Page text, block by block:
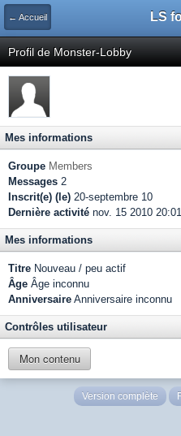
← Accueil LS
Profil de Monster-Lobby
Mes informations
Groupe Members
Messages 2
Inscrit(e) (le) 20-septembre 10
Dernière activité nov. 15 2010 20:01
Mes informations
Titre Nouveau / peu actif
Âge Âge inconnu
Anniversaire Anniversaire inconnu
Contrôles utilisateur
Mon contenu
Version complète